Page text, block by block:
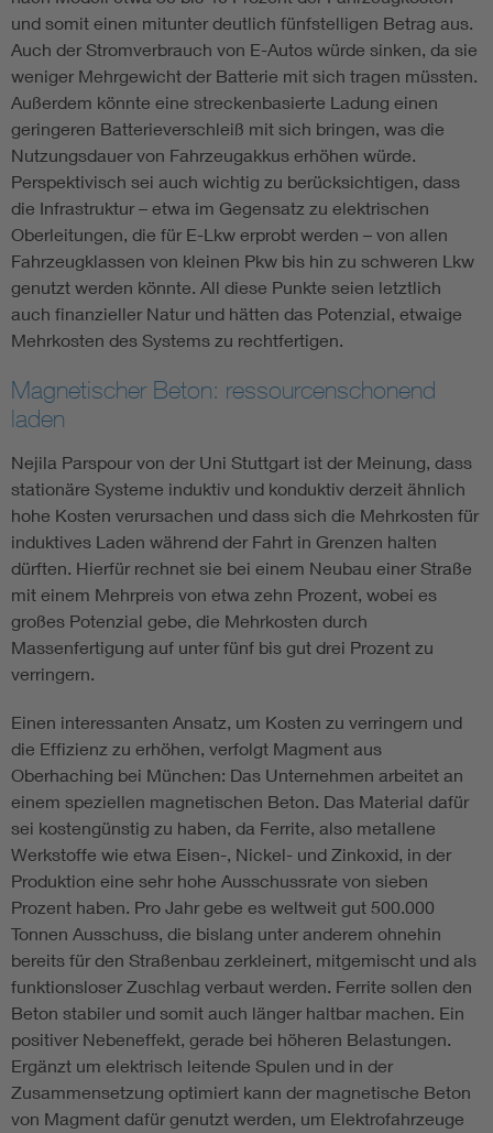
und somit einen mitunter deutlich fünfstelligen Betrag aus.
Auch der Stromverbrauch von E-Autos würde sinken, da sie
weniger Mehrgewicht der Batterie mit sich tragen müssten.
Außerdem könnte eine streckenbasierte Ladung einen
geringeren Batterieverschleiß mit sich bringen, was die
Nutzungsdauer von Fahrzeugakkus erhöhen würde.
Perspektivisch sei auch wichtig zu berücksichtigen, dass
die Infrastruktur – etwa im Gegensatz zu elektrischen
Oberleitungen, die für E-Lkw erprobt werden – von allen
Fahrzeugklassen von kleinen Pkw bis hin zu schweren Lkw
genutzt werden könnte. All diese Punkte seien letztlich
auch finanzieller Natur und hätten das Potenzial, etwaige
Mehrkosten des Systems zu rechtfertigen.
Magnetischer Beton: ressourcenschonend
laden
Nejila Parspour von der Uni Stuttgart ist der Meinung, dass
stationäre Systeme induktiv und konduktiv derzeit ähnlich
hohe Kosten verursachen und dass sich die Mehrkosten für
induktives Laden während der Fahrt in Grenzen halten
dürften. Hierfür rechnet sie bei einem Neubau einer Straße
mit einem Mehrpreis von etwa zehn Prozent, wobei es
großes Potenzial gebe, die Mehrkosten durch
Massenfertigung auf unter fünf bis gut drei Prozent zu
verringern.
Einen interessanten Ansatz, um Kosten zu verringern und
die Effizienz zu erhöhen, verfolgt Magment aus
Oberhaching bei München: Das Unternehmen arbeitet an
einem speziellen magnetischen Beton. Das Material dafür
sei kostengünstig zu haben, da Ferrite, also metallene
Werkstoffe wie etwa Eisen-, Nickel- und Zinkoxid, in der
Produktion eine sehr hohe Ausschussrate von sieben
Prozent haben. Pro Jahr gebe es weltweit gut 500.000
Tonnen Ausschuss, die bislang unter anderem ohnehin
bereits für den Straßenbau zerkleinert, mitgemischt und als
funktionsloser Zuschlag verbaut werden. Ferrite sollen den
Beton stabiler und somit auch länger haltbar machen. Ein
positiver Nebeneffekt, gerade bei höheren Belastungen.
Ergänzt um elektrisch leitende Spulen und in der
Zusammensetzung optimiert kann der magnetische Beton
von Magment dafür genutzt werden, um Elektrofahrzeuge